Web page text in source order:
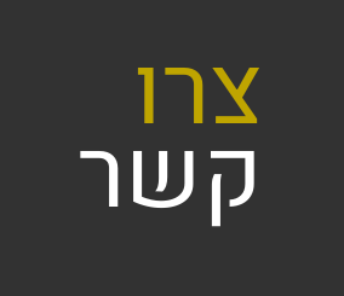
צרו
קשר